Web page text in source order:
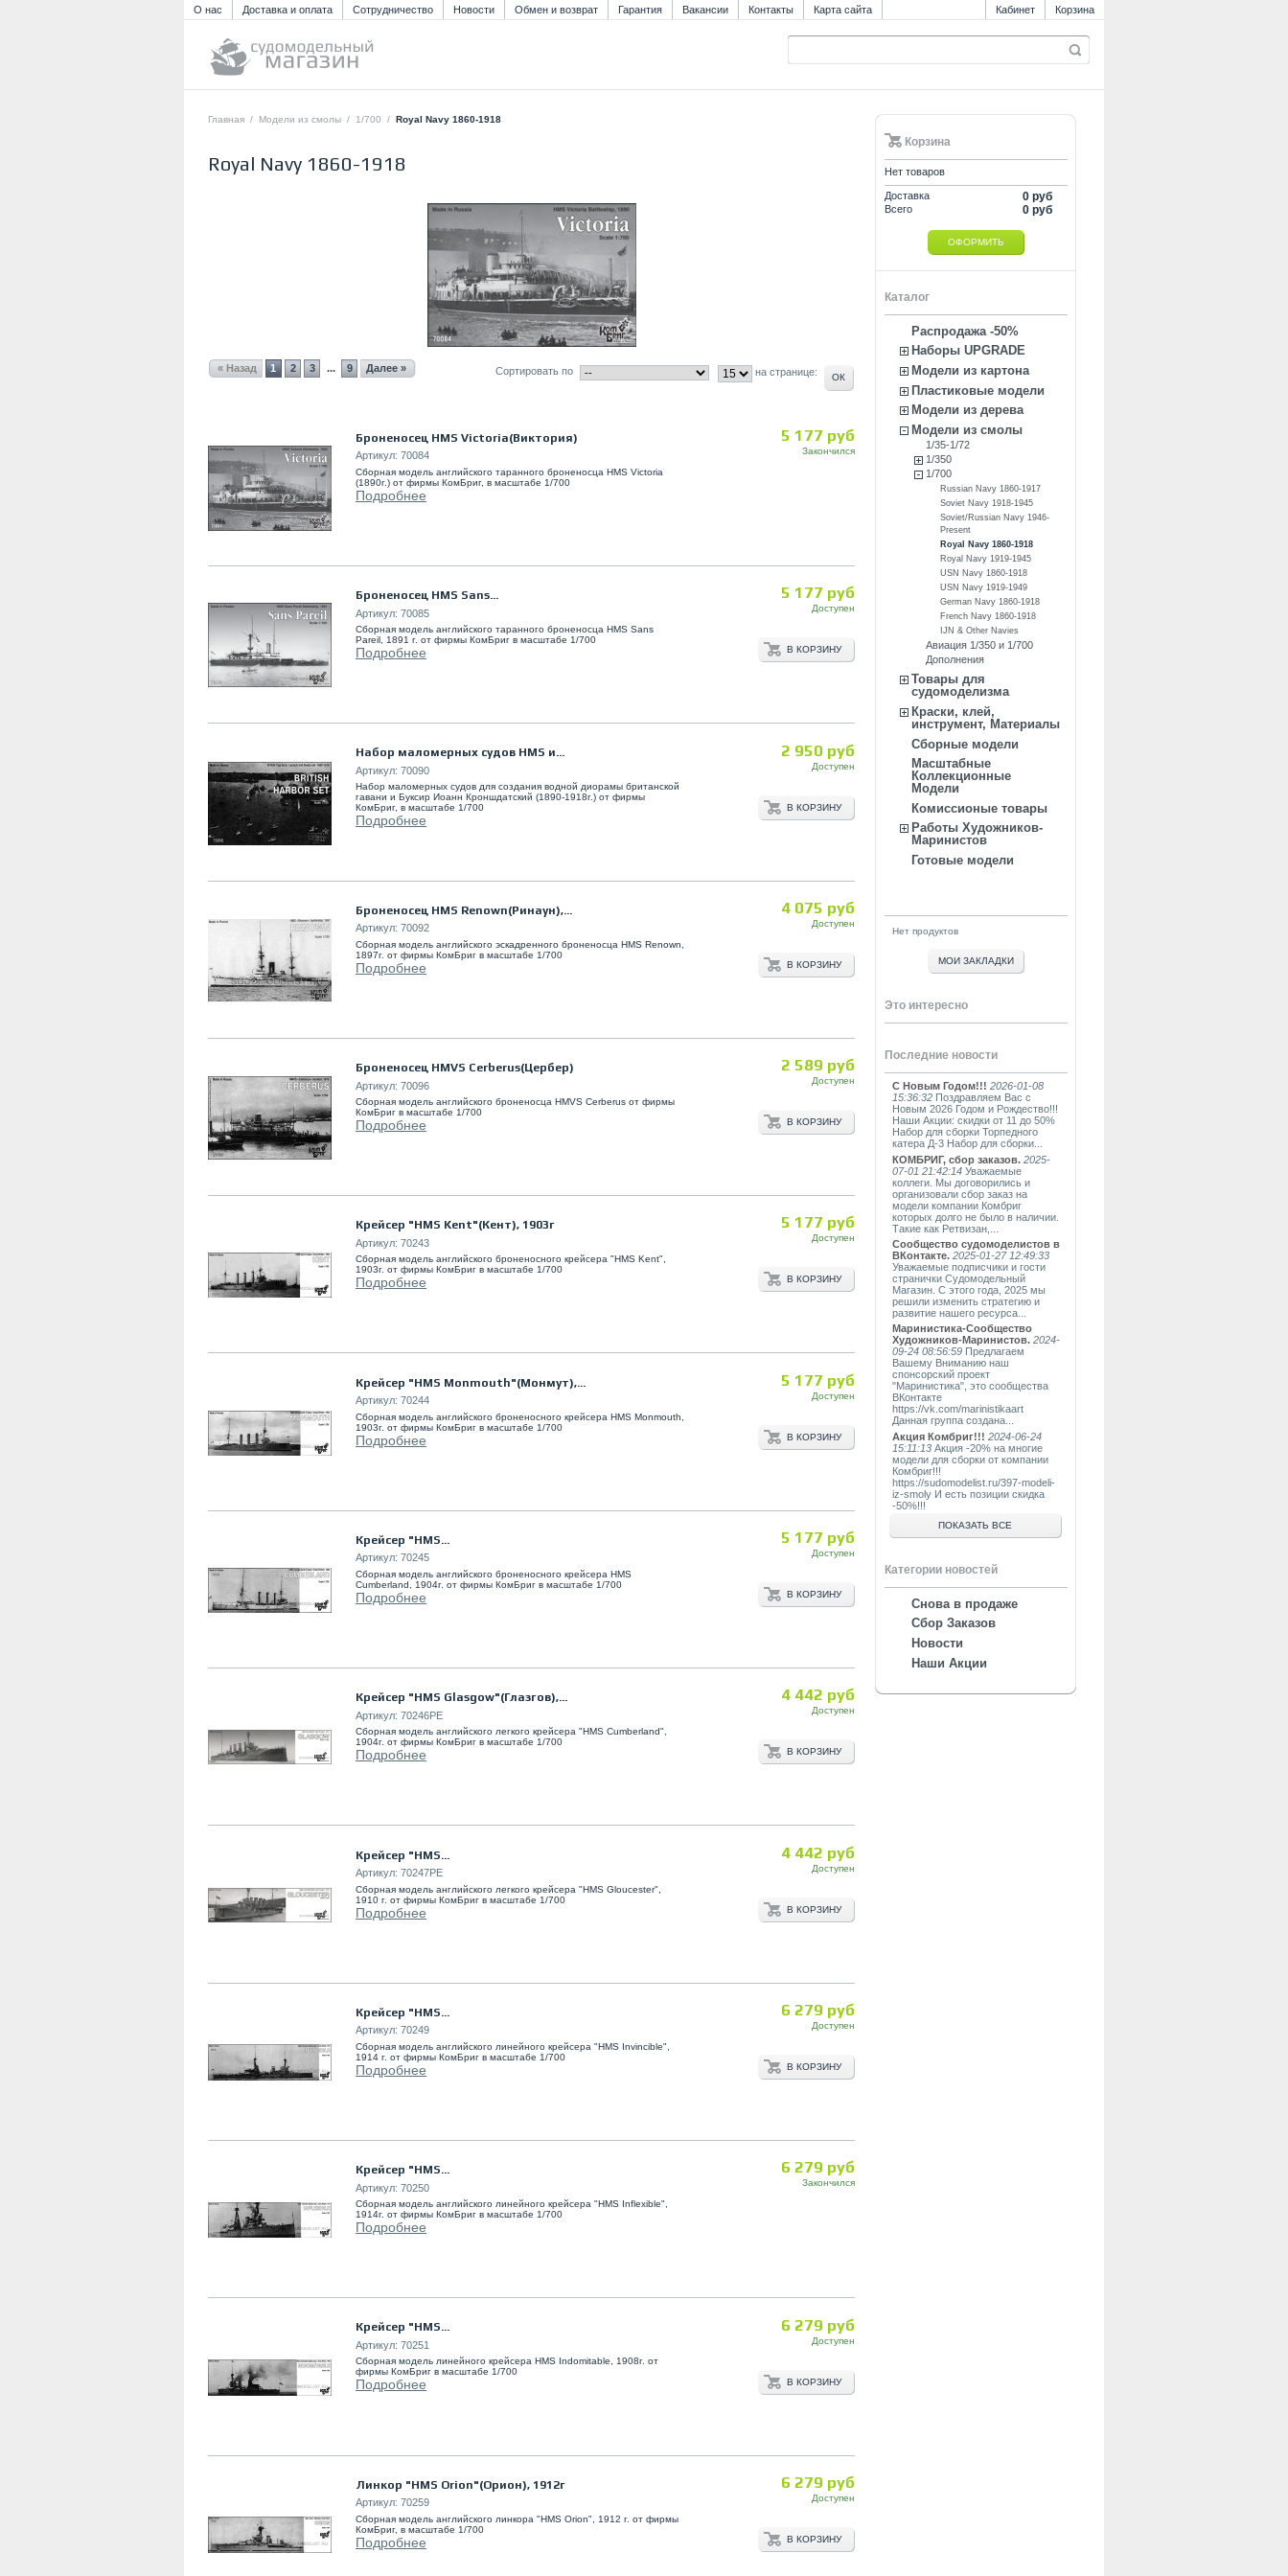
О нас Доставка и оплата Сотрудничество Новости Обмен и возврат Гарантия Вакансии Контакты Карта сайта Кабинет Корзина
Главная / Модели из смолы / 1/700 / Royal Navy 1860-1918
Royal Navy 1860-1918
« Назад 1 2 3 ... 9 Далее » на странице:
Сортировать по
Броненосец HMS Victoria(Виктория)
Артикул: 70084
Сборная модель английского таранного броненосца HMS Victoria
(1890г.) от фирмы КомБриг, в масштабе 1/700
Подробнее
5 177 руб
Закончился
Броненосец HMS Sans...
Артикул: 70085
Сборная модель английского таранного броненосца HMS Sans
Pareil, 1891 г. от фирмы КомБриг в масштабе 1/700
Подробнее
5 177 руб
Доступен
В КОРЗИНУ
Набор маломерных судов HMS и...
Артикул: 70090
Набор маломерных судов для создания водной диорамы британской
гавани и Буксир Иоанн Кроншдатский (1890-1918г.) от фирмы
КомБриг, в масштабе 1/700
Подробнее
2 950 руб
Доступен
В КОРЗИНУ
Броненосец HMS Renown(Ринаун),...
Артикул: 70092
Сборная модель английского эскадренного броненосца HMS Renown,
1897г. от фирмы КомБриг в масштабе 1/700
Подробнее
4 075 руб
Доступен
В КОРЗИНУ
Броненосец HMVS Cerberus(Цербер)
Артикул: 70096
Сборная модель английского броненосца HMVS Cerberus от фирмы
КомБриг в масштабе 1/700
Подробнее
2 589 руб
Доступен
В КОРЗИНУ
Крейсер "HMS Kent"(Кент), 1903г
Артикул: 70243
Сборная модель английского броненосного крейсера "HMS Kent",
1903г. от фирмы КомБриг в масштабе 1/700
Подробнее
5 177 руб
Доступен
В КОРЗИНУ
Крейсер "HMS Monmouth"(Монмут),...
Артикул: 70244
Сборная модель английского броненосного крейсера HMS Monmouth,
1903г. от фирмы КомБриг в масштабе 1/700
Подробнее
5 177 руб
Доступен
В КОРЗИНУ
Крейсер "HMS...
Артикул: 70245
Сборная модель английского броненосного крейсера HMS
Cumberland, 1904г. от фирмы КомБриг в масштабе 1/700
Подробнее
5 177 руб
Доступен
В КОРЗИНУ
Крейсер "HMS Glasgow"(Глазгов),...
Артикул: 70246PE
Сборная модель английского легкого крейсера "HMS Cumberland",
1904г. от фирмы КомБриг в масштабе 1/700
Подробнее
4 442 руб
Доступен
В КОРЗИНУ
Крейсер "HMS...
Артикул: 70247PE
Сборная модель английского легкого крейсера "HMS Gloucester",
1910 г. от фирмы КомБриг в масштабе 1/700
Подробнее
4 442 руб
Доступен
В КОРЗИНУ
Крейсер "HMS...
Артикул: 70249
Сборная модель английского линейного крейсера "HMS Invincible",
1914 г. от фирмы КомБриг в масштабе 1/700
Подробнее
6 279 руб
Доступен
В КОРЗИНУ
Крейсер "HMS...
Артикул: 70250
Сборная модель английского линейного крейсера "HMS Inflexible",
1914г. от фирмы КомБриг в масштабе 1/700
Подробнее
6 279 руб
Закончился
Крейсер "HMS...
Артикул: 70251
Сборная модель линейного крейсера HMS Indomitable, 1908г. от
фирмы КомБриг в масштабе 1/700
Подробнее
6 279 руб
Доступен
В КОРЗИНУ
Линкор "HMS Orion"(Орион), 1912г
Артикул: 70259
Сборная модель английского линкора "HMS Orion", 1912 г. от фирмы
КомБриг, в масштабе 1/700
Подробнее
6 279 руб
Доступен
В КОРЗИНУ
Корзина
Нет товаров
Доставка 0 руб
Всего 0 руб
ОФОРМИТЬ
Каталог
Распродажа -50%
Наборы UPGRADE
Модели из картона
Пластиковые модели
Модели из дерева
Модели из смолы
1/35-1/72
1/350
1/700
Russian Navy 1860-1917
Soviet Navy 1918-1945
Soviet/Russian Navy 1946-
Present
Royal Navy 1860-1918
Royal Navy 1919-1945
USN Navy 1860-1918
USN Navy 1919-1949
German Navy 1860-1918
French Navy 1860-1918
IJN & Other Navies
Авиация 1/350 и 1/700
Дополнения
Товары для
судомоделизма
Краски, клей,
инструмент, Материалы
Сборные модели
Масштабные
Коллекционные
Модели
Комиссионые товары
Работы Художников-
Маринистов
Готовые модели
Нет продуктов
МОИ ЗАКЛАДКИ
Это интересно
Последние новости
С Новым Годом!!! 2026-01-08
15:36:32Поздравляем Вас с
Новым 2026 Годом и Рождество!!!
Наши Акции: скидки от 11 до 50%
Набор для сборки Торпедного
катера Д-3 Набор для сборки...
КОМБРИГ, сбор заказов. 2025-
07-01 21:42:14Уважаемые
коллеги. Мы договорились и
организовали сбор заказ на
модели компании Комбриг
которых долго не было в наличии.
Такие как Ретвизан,...
Сообщество судомоделистов в
ВКонтакте. 2025-01-27 12:49:33
Уважаемые подписчики и гости
странички Судомодельный
Магазин. С этого года, 2025 мы
решили изменить стратегию и
развитие нашего ресурса...
Маринистика-Сообщество
Художников-Маринистов. 2024-
09-24 08:56:59Предлагаем
Вашему Вниманию наш
спонсорский проект
"Маринистика", это сообщества
ВКонтакте
https://vk.com/marinistikaart
Данная группа создана...
Акция Комбриг!!! 2024-06-24
15:11:13Акция -20% на многие
модели для сборки от компании
Комбриг!!!
https://sudomodelist.ru/397-modeli-
iz-smoly И есть позиции скидка
-50%!!!
ПОКАЗАТЬ ВСЕ
Категории новостей
Снова в продаже
Сбор Заказов
Новости
Наши Акции